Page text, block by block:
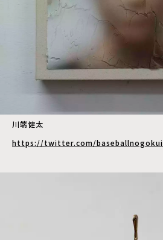
川端健太
https://twitter.com/baseballnogokui